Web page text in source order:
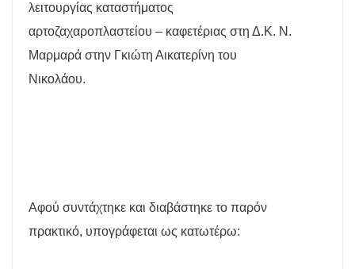
λειτουργίας καταστήματος
αρτοζαχαροπλαστείου – καφετέριας στη Δ.Κ. Ν.
Μαρμαρά στην Γκιώτη Αικατερίνη του
Νικολάου.
Αφού συντάχτηκε και διαβάστηκε το παρόν
πρακτικό, υπογράφεται ως κατωτέρω: